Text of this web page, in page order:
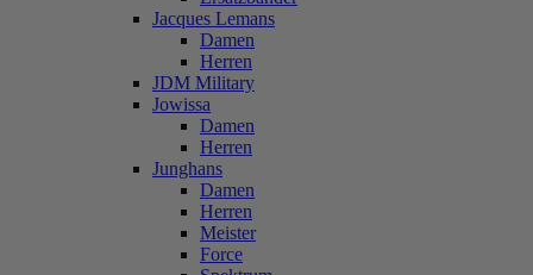
Jacques Lemans
Damen
Herren
JDM Military
Jowissa
Damen
Herren
Junghans
Damen
Herren
Meister
Force